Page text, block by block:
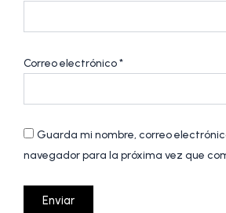
Correo electrónico*
Guarda mi nombre, correo
navegador para la próxima vez que